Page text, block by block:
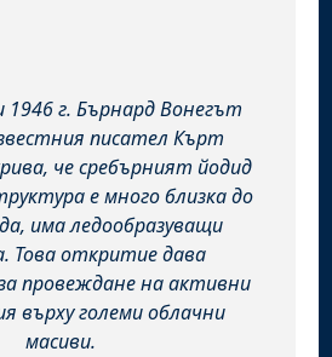
1946 г. Бърнард Вонегът
писател Кърт
че сребърният йодид
е много близка до
има ледообразуващи
Това откритие дава
провеждане на активни
върху големи облачни
масиви.